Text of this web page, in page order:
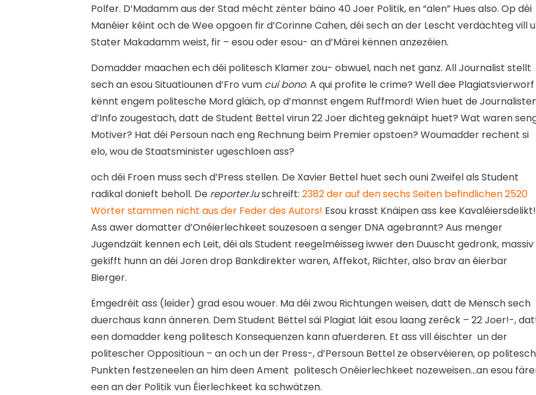
Polfer. D’Madamm aus der Stad mécht zënter bäino 40 Joer Politik, en “alen” Hues also. Op déi
Manéier kéint och de Wee opgoen fir d’Corinne Cahen, déi sech an der Lescht verdächteg vill
Stater Makadamm weist, fir – esou oder esou- an d’Märei kënnen anzezéien.
Domadder maachen ech déi politesch Klamer zou- obwuel, nach net ganz. All Journalist stellt
sech an esou Situatiounen d’Fro vum cui bono. A qui profite le crime? Well dee Plagiatsvierworf
kënnt engem politesche Mord gläich, op d’mannst engem Ruffmord! Wien huet de
d’Info zougestach, datt de Student Bettel virun 22 Joer dichteg geknäipt huet? Wat waren
Motiver? Hat déi Persoun nach eng Rechnung beim Premier opstoen? Woumadder rechent si
elo, wou de Staatsminister ugeschloen ass?
och déi Froen muss sech d’Press stellen. De Xavier Bettel huet sech ouni Zweifel als Student
radikal donieft beholl. De reporter.luschreift: 2382 der auf den sechs Seiten befindlichen 2520
Wörter stammen nicht aus der Feder des Autors! Esou krasst Knäipen ass kee Kavaléiersdelikt!
Ass awer domatter d’Onéierlechkeet souzesoen a senger DNA agebrannt? Aus menger
Jugendzäit kennen ech Leit, déi als Student reegelméisseg iwwer den Duuscht gedronk, massiv
gekifft hunn an déi Joren drop Bankdirekter waren, Affekot, Riichter, also brav an éierbar
Bierger.
Ëmgedréit ass (leider) grad esou wouer. Ma déi zwou Richtungen weisen, datt de Mënsch sech
duerchaus kann änneren. Dem Student Bëttel säi Plagiat läit esou laang zeréck – 22 Joer!-,
een domadder keng politesch Konsequenzen kann afuerderen. Et ass vill éischter un der
politescher Oppositioun – an och un der Press-, d’Persoun Bettel ze observéieren, op
Punkten festzeneelen an him deen Ament politesch Onéierlechkeet nozeweisen…an esou
een an der Politik vun Éierlechkeet ka schwätzen.